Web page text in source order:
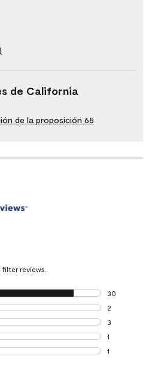
de California
de la proposición 65
reviews.
30
30 reviews with
2
2 reviews with 4
3
3 reviews with 3
1
1 review with 2
1